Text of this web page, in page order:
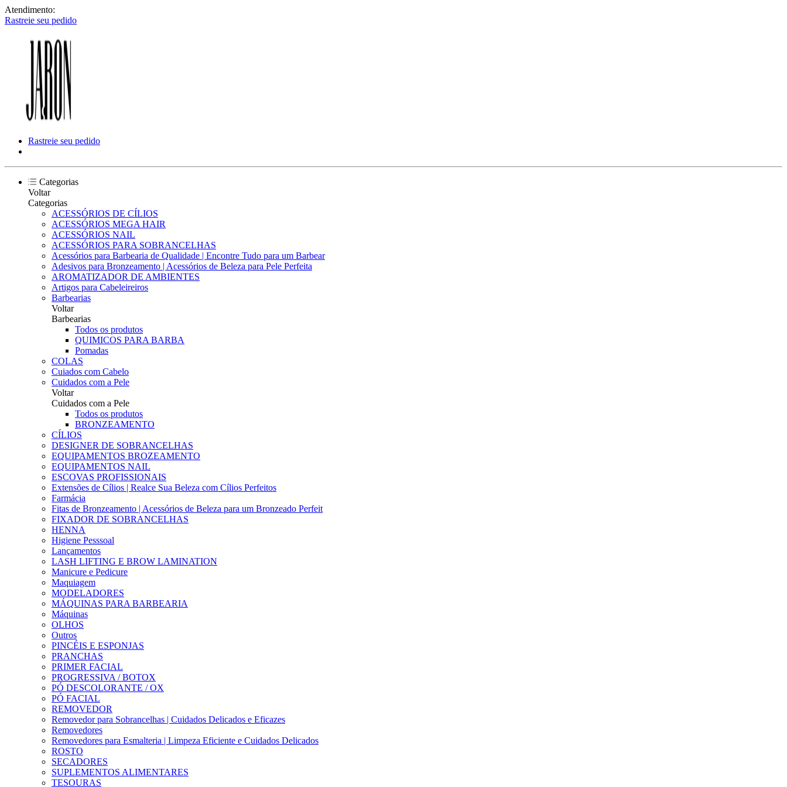
Atendimento:
Rastreie seu pedido
Rastreie seu pedido
Categorias
Voltar
Categorias
ACESSÓRIOS DE CÍLIOS
ACESSÓRIOS MEGA HAIR
ACESSÓRIOS NAIL
ACESSÓRIOS PARA SOBRANCELHAS
Acessórios para Barbearia de Qualidade | Encontre Tudo para um Barbear
Adesivos para Bronzeamento | Acessórios de Beleza para Pele Perfeita
AROMATIZADOR DE AMBIENTES
Artigos para Cabeleireiros
Barbearias
Voltar
Barbearias
Todos os produtos
QUIMICOS PARA BARBA
Pomadas
COLAS
Cuiados com Cabelo
Cuidados com a Pele
Voltar
Cuidados com a Pele
Todos os produtos
BRONZEAMENTO
CÍLIOS
DESIGNER DE SOBRANCELHAS
EQUIPAMENTOS BROZEAMENTO
EQUIPAMENTOS NAIL
ESCOVAS PROFISSIONAIS
Extensões de Cílios | Realce Sua Beleza com Cílios Perfeitos
Farmácia
Fitas de Bronzeamento | Acessórios de Beleza para um Bronzeado Perfeit
FIXADOR DE SOBRANCELHAS
HENNA
Higiene Pesssoal
Lançamentos
LASH LIFTING E BROW LAMINATION
Manicure e Pedicure
Maquiagem
MODELADORES
MÁQUINAS PARA BARBEARIA
Máquinas
OLHOS
Outros
PINCÉIS E ESPONJAS
PRANCHAS
PRIMER FACIAL
PROGRESSIVA / BOTOX
PÓ DESCOLORANTE / OX
PÓ FACIAL
REMOVEDOR
Removedor para Sobrancelhas | Cuidados Delicados e Eficazes
Removedores
Removedores para Esmalteria | Limpeza Eficiente e Cuidados Delicados
ROSTO
SECADORES
SUPLEMENTOS ALIMENTARES
TESOURAS